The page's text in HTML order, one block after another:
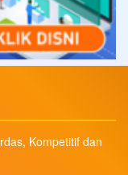
Kompetitif dan